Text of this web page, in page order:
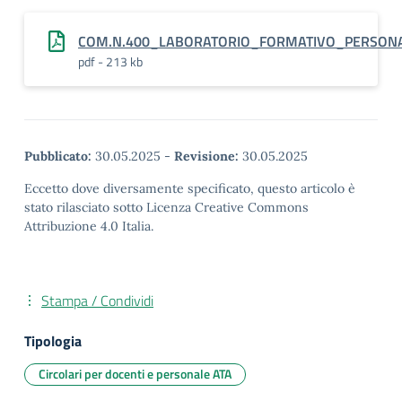
pdf - 213 kb
Pubblicato: 30.05.2025 - Revisione: 30.05.2025
Eccetto dove diversamente specificato, questo articolo è
stato rilasciato sotto Licenza Creative Commons
Attribuzione 4.0 Italia.
Stampa / Condividi
Tipologia
Circolari per docenti e personale ATA